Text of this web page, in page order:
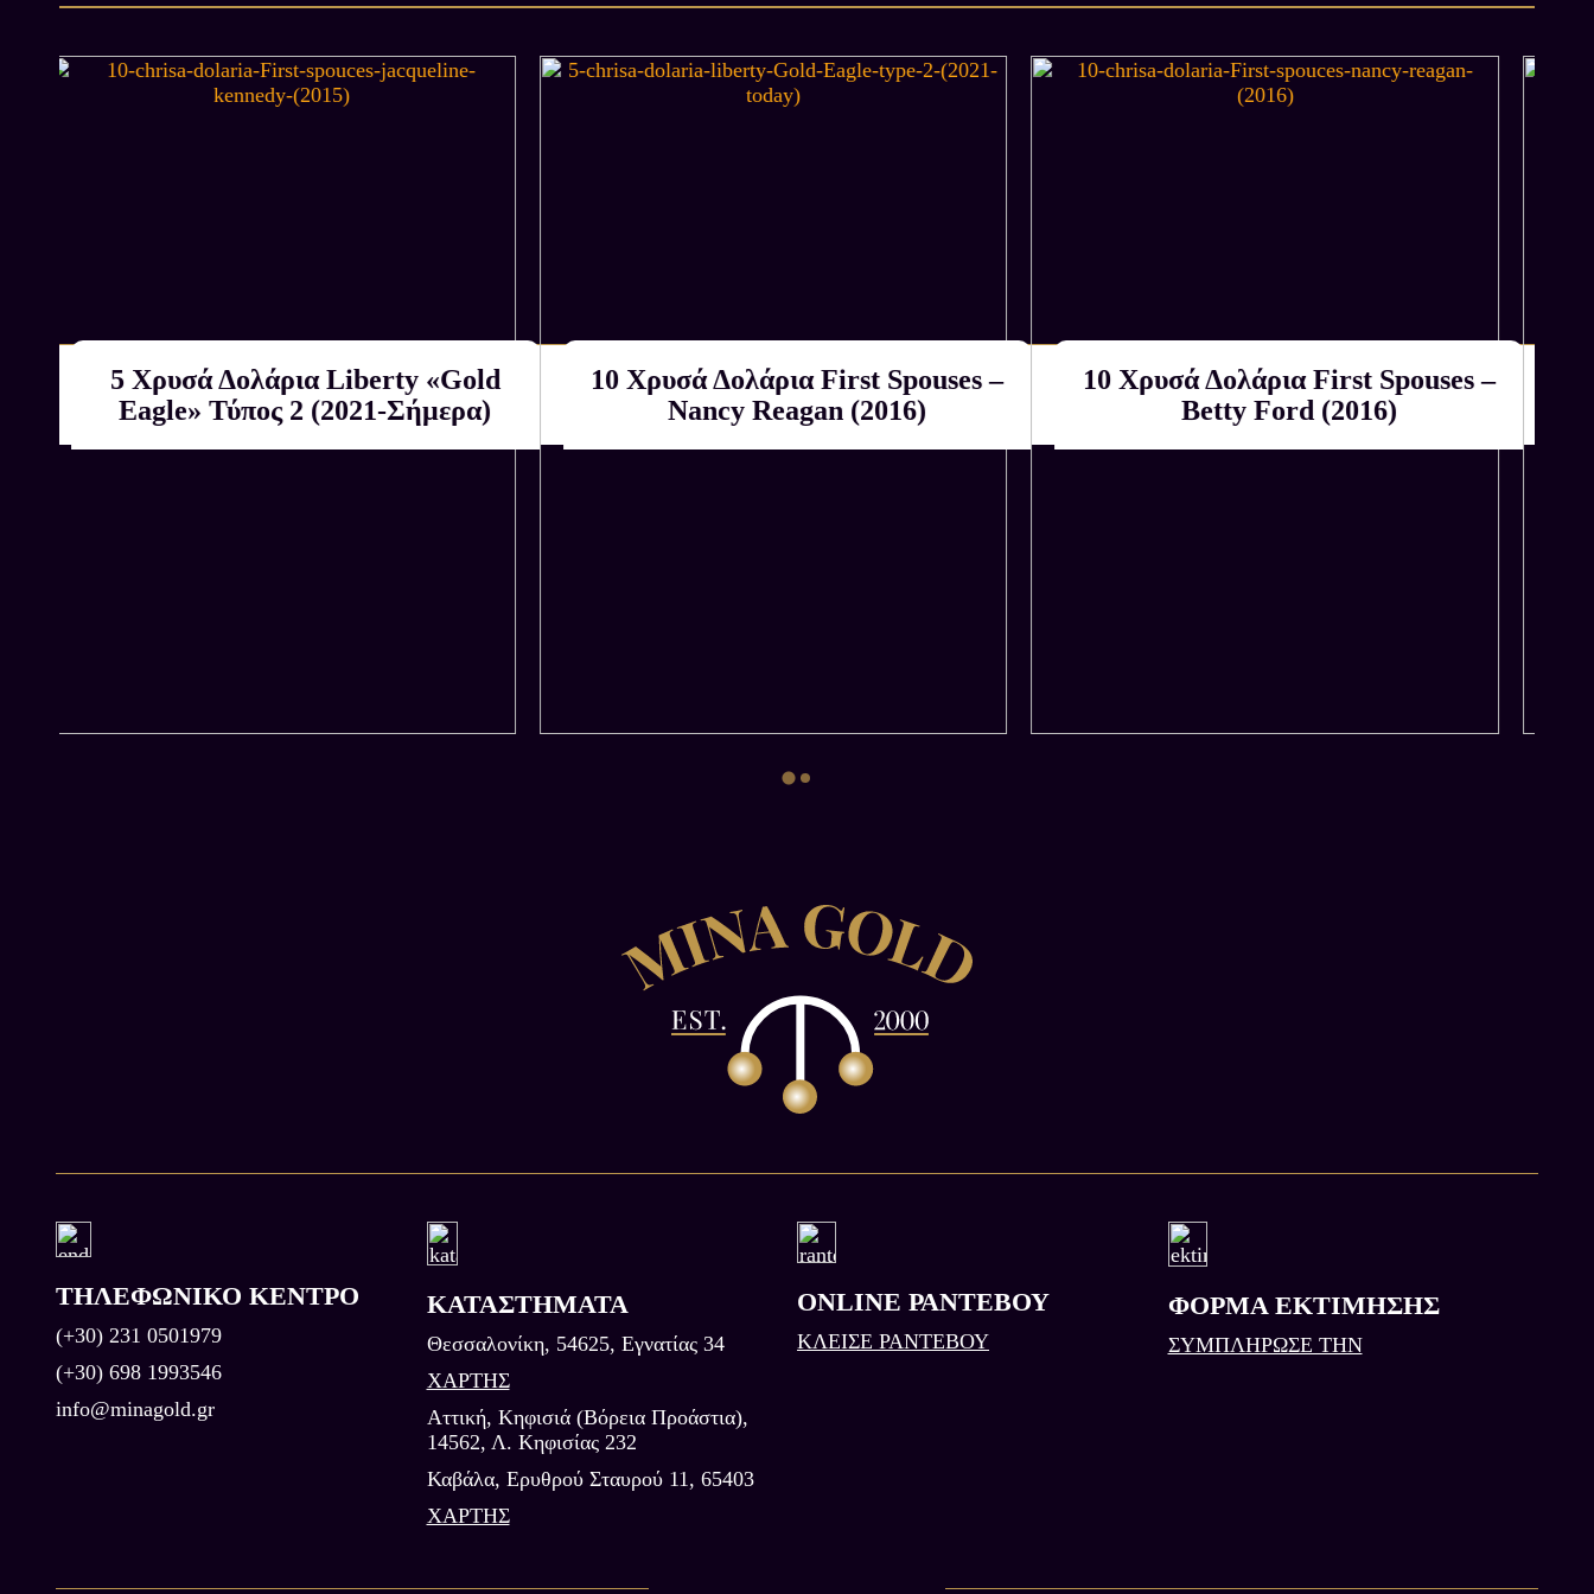
Αγοράζουμε εμείς
ΚΑΤΟΠΙΝ ΕΚΤΙΜΗΣΗΣ
Αγοράζουμε εμείς
ΚΑΤΟΠΙΝ ΕΚΤΙΜΗΣΗΣ
5 Χρυσά Δολάρια Liberty «Gold
Eagle» Τύπος 2 (2021-Σήμερα)
Αγοράζουμε εμείς
ΚΑΤΟΠΙΝ ΕΚΤΙΜΗΣΗΣ
10 Χρυσά Δολάρια First Spouses –
Nancy Reagan (2016)
10 Χρυσά Δολάρια First Spouses –
Betty Ford (2016)
ΤΗΛΕΦΩΝΙΚΟ ΚΕΝΤΡΟ
(+30) 231 0501979
(+30) 698 1993546
info@minagold.gr
ΚΑΤΑΣΤΗΜΑΤΑ
Θεσσαλονίκη, 54625, Εγνατίας 34
ΧΑΡΤΗΣ
Αττική, Κηφισιά (Βόρεια Προάστια),
14562, Λ. Κηφισίας 232
Καβάλα, Eρυθρού Σταυρού 11, 65403
ΧΑΡΤΗΣ
ONLINE ΡΑΝΤΕΒΟΥ
ΚΛΕΙΣΕ ΡΑΝΤΕΒΟΥ
ΦΟΡΜΑ ΕΚΤΙΜΗΣΗΣ
ΣΥΜΠΛΗΡΩΣΕ ΤΗΝ